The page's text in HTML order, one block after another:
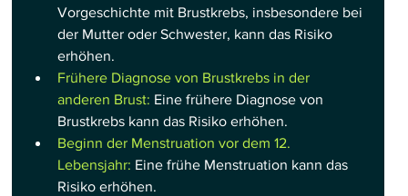
Vorgeschichte mit Brustkrebs, insbesondere bei
der Mutter oder Schwester, kann das Risiko
erhöhen.
Frühere Diagnose von Brustkrebs in der
anderen Brust: Eine frühere Diagnose von
Brustkrebs kann das Risiko erhöhen.
Beginn der Menstruation vor dem 12.
Lebensjahr: Eine frühe Menstruation kann das
Risiko erhöhen.